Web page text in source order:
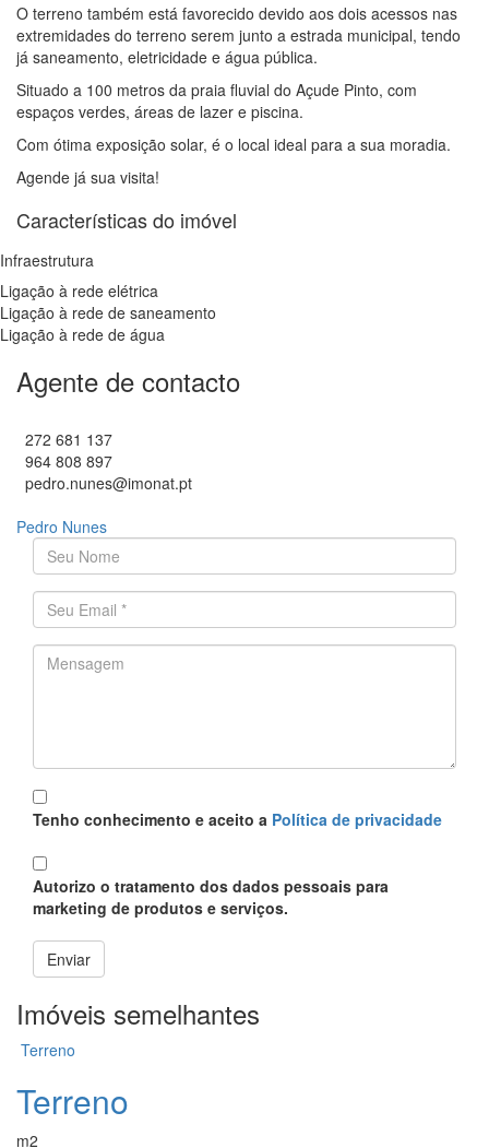
O terreno também está favorecido devido aos dois acessos nas
extremidades do terreno serem junto a estrada municipal, tendo
já saneamento, eletricidade e água pública.
Situado a 100 metros da praia fluvial do Açude Pinto, com
espaços verdes, áreas de lazer e piscina.
Com ótima exposição solar, é o local ideal para a sua moradia.
Agende já sua visita!
Características do imóvel
Infraestrutura
Ligação à rede elétrica
Ligação à rede de saneamento
Ligação à rede de água
Agente de contacto
272 681 137
964 808 897
pedro.nunes@imonat.pt
Pedro Nunes
O seu nome
Endereço de email
Mensagem
Política
Tenho conhecimento e aceito a Política de privacidade
Proteção
Autorizo o tratamento dos dados pessoais para
marketing de produtos e serviços.
Enviar
Imóveis semelhantes
Terreno
Terreno
m2